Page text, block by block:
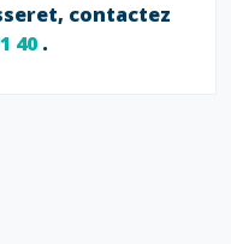
contactez
40.